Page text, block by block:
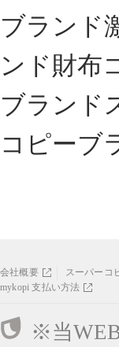
ブランド
ンド財布
ブランド
コピーブ
会社概要 スーパーコ
mykopi 支払い方法
※当